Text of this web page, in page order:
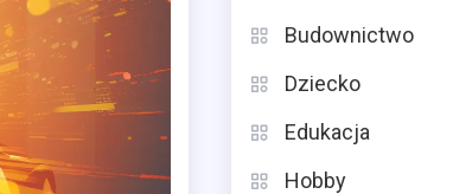
Budownictwo
Dziecko
Edukacja
Hobby